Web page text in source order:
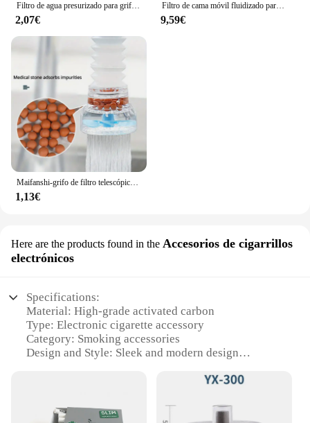
Filtro de agua presurizado para grifo de cocina, purificador de 360 ° a prueba de salpicaduras, extensor de aireador para Baño
2,07€
Filtro de cama móvil fluidizado para pecera de Acuario, filtro de burbuja Bio Media, esponja para pecera con ventosa, piedra de aire y filtro de esponja
9,59€
Maifanshi-grifo de filtro telescópico giratorio de 360 grados, antisalpicaduras, extensible, purificación de agua, herramienta pequeña práctica
1,13€
Here are the products found in the Accesorios de cigarrillos
electrónicos
Specifications:
Material: High-grade activated carbon
Type: Electronic cigarette accessory
Category: Smoking accessories
Design and Style: Sleek and modern design
long-lasting durability